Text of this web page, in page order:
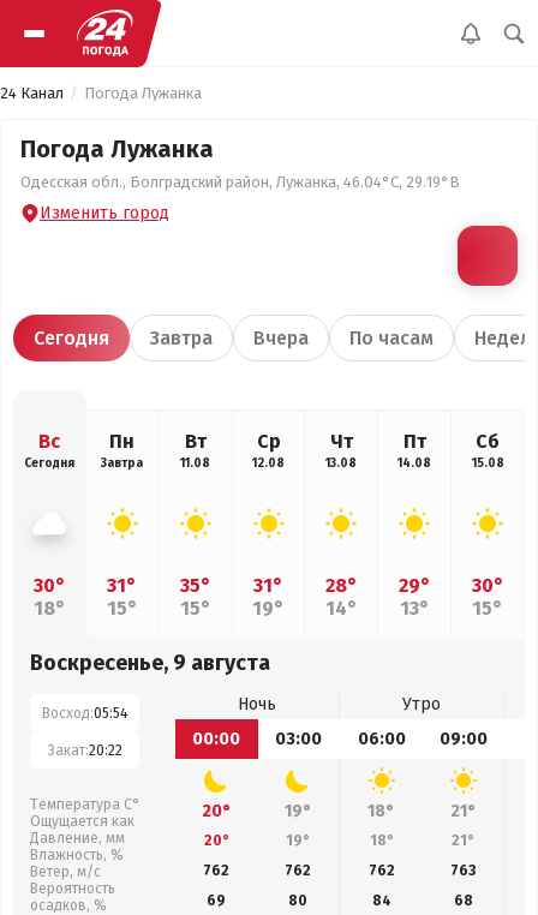
24 Канал Погода Лужанка
Погода Лужанка
Одесская обл., Болградский район, Лужанка, 46.04°С, 29.19°В
Изменить город
Сегодня Завтра Вчера По часам
Вс
Сегодня
30°
18°
Пн
Завтра
31°
15°
Вт
11.08
35°
15°
Ср
12.08
31°
19°
Чт
13.08
28°
14°
Пт
14.08
29°
13°
Сб
15.08
30°
15°
Воскресенье, 9 августа
Восход:05:54
Закат:20:22
Температура С°
Ощущается как
Давление, мм
Влажность, %
Ветер, м/с
Вероятность
осадков, %
Ночь
Утро
00:00
03:00 06:00 09:00
20° 19° 18° 21°
20° 19° 18° 21°
762
762 762 763
69
80 84 68